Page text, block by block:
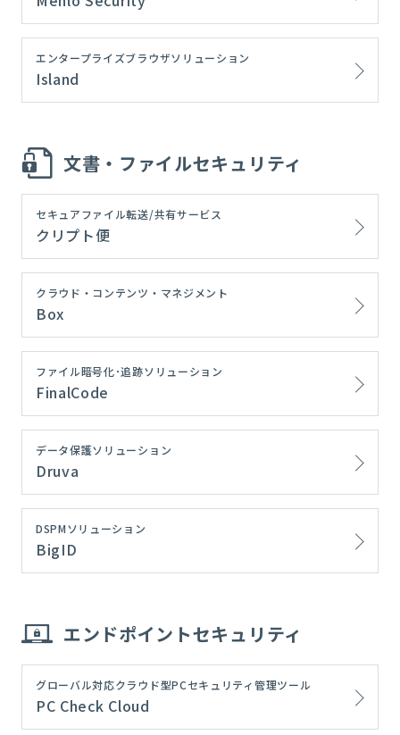
エンタープライズブラウザソリューション
Island
文書・ファイルセキュリティ
セキュアファイル転送/共有サービス
クリプト便
クラウド・コンテンツ・マネジメント
Box
ファイル暗号化･追跡ソリューション
FinalCode
データ保護ソリューション
Druva
DSPMソリューション
BigID
エンドポイントセキュリティ
グローバル対応クラウド型PCセキュリティ管理ツール
PC Check Cloud